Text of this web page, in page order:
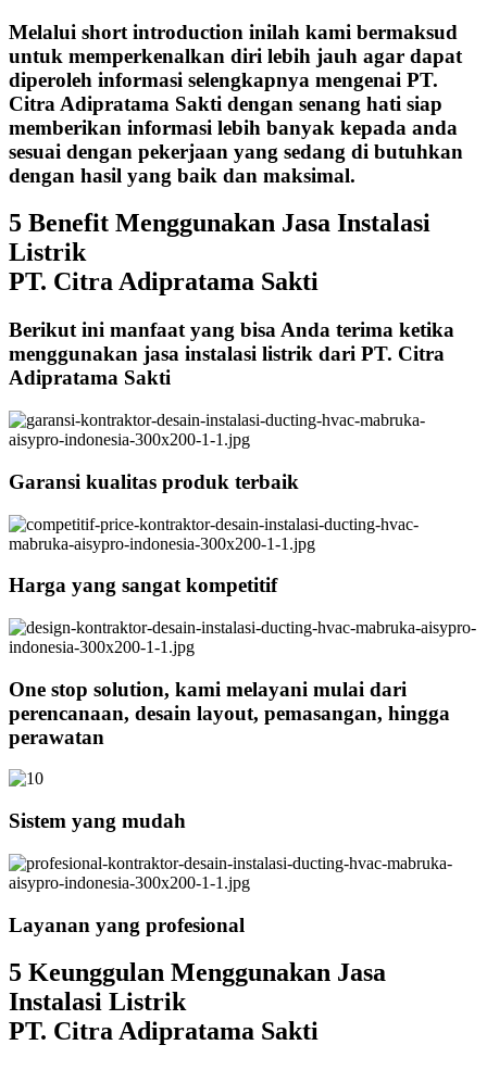
Melalui short introduction inilah kami bermaksud
untuk memperkenalkan diri lebih jauh agar dapat
diperoleh informasi selengkapnya mengenai PT.
Citra Adipratama Sakti dengan senang hati siap
memberikan informasi lebih banyak kepada anda
sesuai dengan pekerjaan yang sedang di butuhkan
dengan hasil yang baik dan maksimal.
5 Benefit Menggunakan Jasa Instalasi
Listrik
PT. Citra Adipratama Sakti
Berikut ini manfaat yang bisa Anda terima ketika
menggunakan jasa instalasi listrik dari PT. Citra
Adipratama Sakti
Garansi kualitas produk terbaik
Harga yang sangat kompetitif
One stop solution, kami melayani mulai dari
perencanaan, desain layout, pemasangan, hingga
perawatan
Sistem yang mudah
Layanan yang profesional
5 Keunggulan Menggunakan Jasa
Instalasi Listrik
PT. Citra Adipratama Sakti